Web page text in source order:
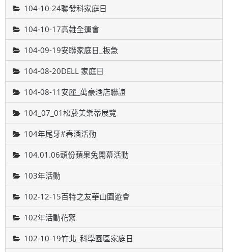
104-10-24聯發科家庭日
104-10-17高雄全運會
104-09-19安聯家庭日_板急
104-08-20DELL 家庭日
104-08-11安麗_萬豪酒店聯誼
104_07_01松菸美樂蒂展覽
104年尾牙#春酒活動
104.01.06頭份蘋果兔開幕活動
103年活動
102-12-15百特之友華山園遊會
102年活動花絮
102-10-19竹北_科學園區家庭日